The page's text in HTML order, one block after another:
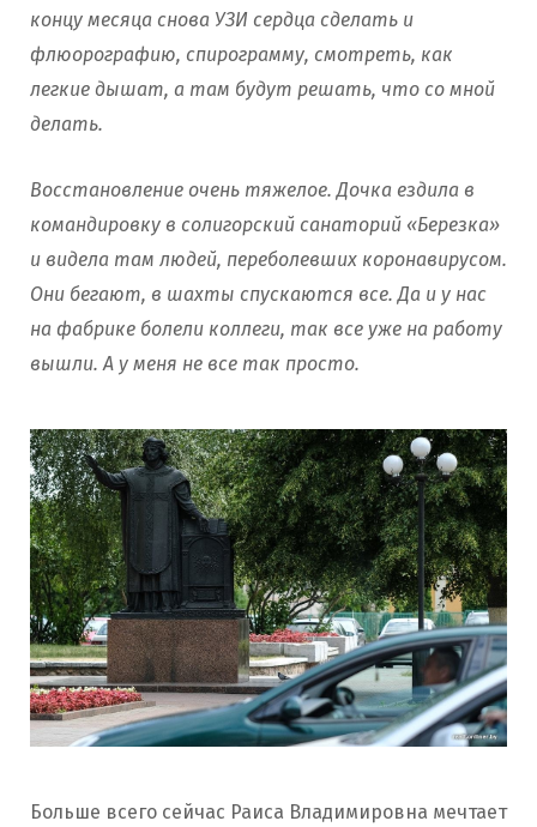
концу месяца снова УЗИ сердца сделать и
флюорографию, спирограмму, смотреть, как
легкие дышат, а там будут решать, что со мной
делать.
Восстановление очень тяжелое. Дочка ездила в
командировку в солигорский санаторий «Березка»
и видела там людей, переболевших коронавирусом.
Они бегают, в шахты спускаются все. Да и у нас
на фабрике болели коллеги, так все уже на работу
вышли. А у меня не все так просто.
Больше всего сейчас Раиса Владимировна мечтает